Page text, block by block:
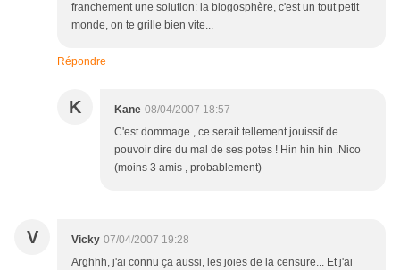
franchement une solution: la blogosphère, c'est un tout petit
monde, on te grille bien vite...
Répondre
K Kane 08/04/2007 18:57
C'est dommage , ce serait tellement jouissif de
pouvoir dire du mal de ses potes ! Hin hin hin .Nico
(moins 3 amis , probablement)
V Vicky 07/04/2007 19:28
Arghhh, j'ai connu ça aussi, les joies de la censure... Et j'ai